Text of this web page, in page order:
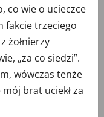
co wie o ucieczce
fakcie trzeciego
żołnierzy
„za co siedzi”.
wówczas tenże
brat uciekł za